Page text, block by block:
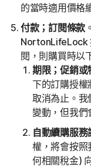
的當時適用價格
付款；訂閱條款
NortonLifeLock
閱，則購買時以
期限；促銷或
下的訂購授權
取消為止。我
變動，但我們
自動續購服務
權，將會按照
何相關稅金)